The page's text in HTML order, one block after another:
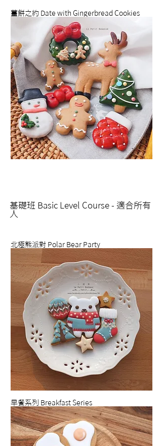
薑餅之約 Date with Gingerbread Cookies
基礎班 Basic Level Course - 適合所有
人
北極熊派對 Polar Bear Party
早餐系列 Breakfast Series